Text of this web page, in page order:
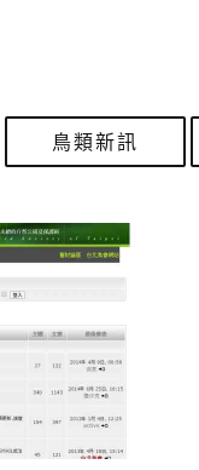
鳥類新訊